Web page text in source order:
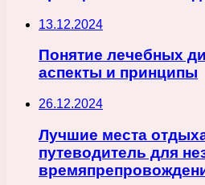
13.12.2024
Понятие лечебных
аспекты и принципы
26.12.2024
Лучшие места
путеводитель для